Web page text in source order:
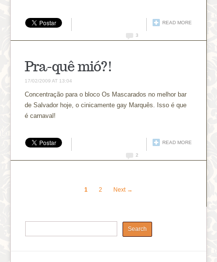
READ MORE
3
Pra-quê mió?!
17/02/2009 AT 13:04
Concentração para o bloco Os Mascarados no melhor bar
de Salvador hoje, o cinicamente gay Marquês. Isso é que
é carnaval!
READ MORE
2
1 2 Next →